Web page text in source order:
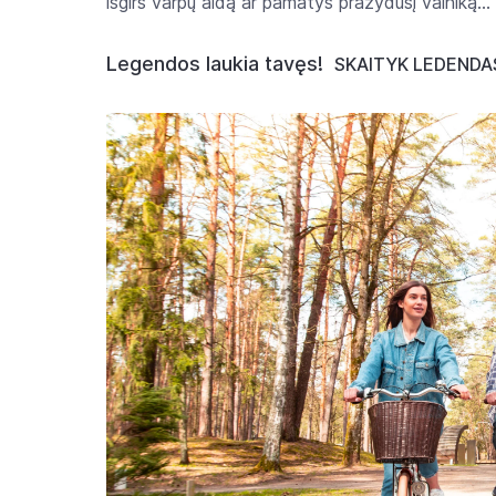
Legendos laukia tavęs! SKAITYK